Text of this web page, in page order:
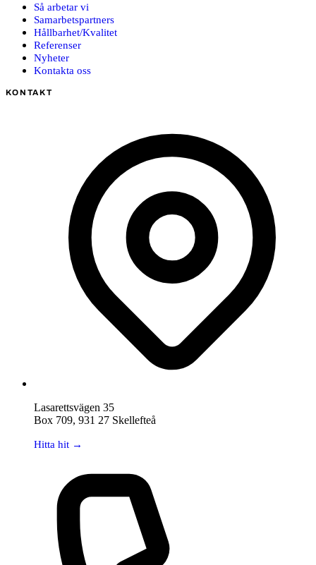
Så arbetar vi
Samarbetspartners
Hållbarhet/Kvalitet
Referenser
Nyheter
Kontakta oss
KONTAKT
Lasarettsvägen 35
Box 709, 931 27 Skellefteå
Hitta hit →